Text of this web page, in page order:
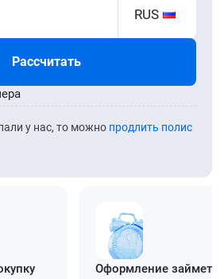
RUS
Рассчитать
у нас, то можно продлить полис
Оформление займет